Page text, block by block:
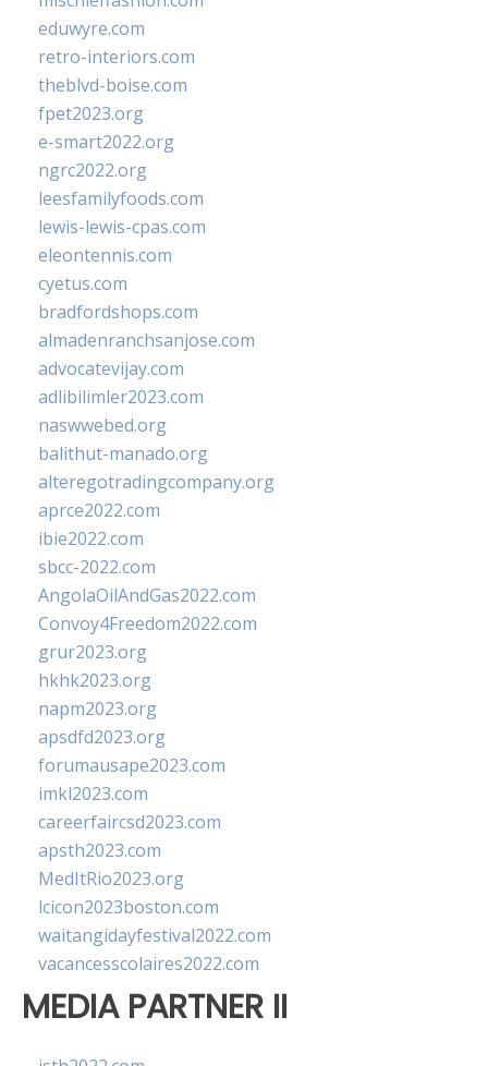
eduwyre.com
retro-interiors.com
theblvd-boise.com
fpet2023.org
e-smart2022.org
ngrc2022.org
leesfamilyfoods.com
lewis-lewis-cpas.com
eleontennis.com
cyetus.com
bradfordshops.com
almadenranchsanjose.com
advocatevijay.com
adlibilimler2023.com
naswwebed.org
balithut-manado.org
alteregotradingcompany.org
aprce2022.com
ibie2022.com
sbcc-2022.com
AngolaOilAndGas2022.com
Convoy4Freedom2022.com
grur2023.org
hkhk2023.org
napm2023.org
apsdfd2023.org
forumausape2023.com
imkl2023.com
careerfaircsd2023.com
apsth2023.com
MedItRio2023.org
lcicon2023boston.com
waitangidayfestival2022.com
vacancesscolaires2022.com
MEDIA PARTNER II